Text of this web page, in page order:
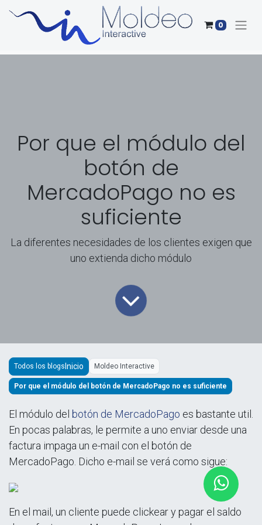
0
Por que el módulo del
botón de
MercadoPago no es
suficiente
La diferentes necesidades de los clientes exigen que
uno extienda dicho módulo
Todos los blogs Moldeo Interactive
Por que el módulo del botón de MercadoPago no es suficiente
El módulo del botón de MercadoPago es bastante util.
En pocas palabras, le permite a uno enviar desde una
factura impaga un e-mail con el botón de
MercadoPago. Dicho e-mail se verá como sigue:
En el mail, un cliente puede clickear y pagar el saldo